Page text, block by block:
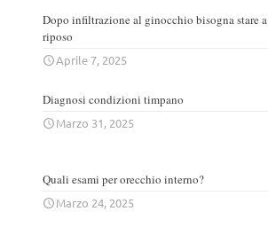
Dopo infiltrazione al ginocchio bisogna stare a
riposo
Aprile 7, 2025
Diagnosi condizioni timpano
Marzo 31, 2025
Quali esami per orecchio interno?
Marzo 24, 2025